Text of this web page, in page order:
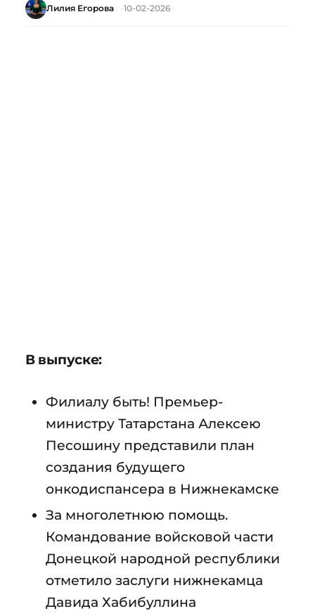
Лилия Егорова 10-02-2026
В выпуске:
Филиалу быть! Премьер-
министру Татарстана Алексею
Песошину представили план
создания будущего
онкодиспансера в Нижнекамске
За многолетнюю помощь.
Командование войсковой части
Донецкой народной республики
отметило заслуги нижнекамца
Давида Хабибуллина